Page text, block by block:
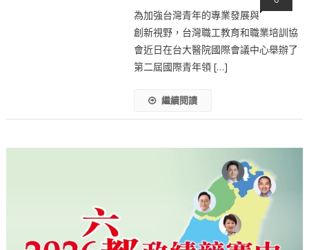
為加強台灣青年的專業發展與
創新視野，台灣職工教育和職業培訓協
會近日在台大醫院國際會議中心舉辦了
第二屆國際青年領 […]
繼續閱讀